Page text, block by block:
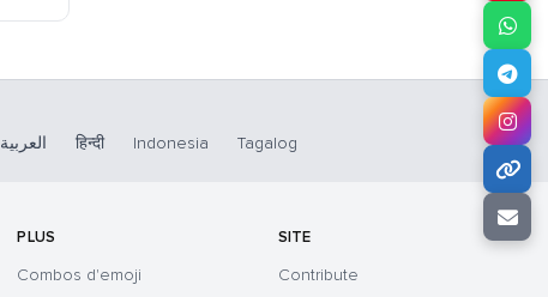
العربية हिन्दी Indonesia Tagalog
PLUS
Combos d'emoji
SITE
Contribute